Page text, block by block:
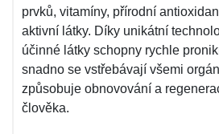
prvků, vitamíny, přírodní
aktivní látky. Díky unikátní
účinné látky schopny rychle
snadno se vstřebávají všemi
způsobuje obnovování a
člověka.